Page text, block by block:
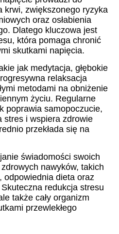
krwi, zwiększonego ryzyka
oraz osłabienia
Dlatego kluczowa jest
która pomaga chronić
skutkami napięcia.
jak medytacja, głębokie
relaksacja
metodami na obniżenie
życiu. Regularne
poprawia samopoczucie,
stres i wspiera zdrowie
przekłada się na
świadomości swoich
nawyków, takich
odpowiednia dieta oraz
redukcja stresu
także cały organizm
przewlekłego